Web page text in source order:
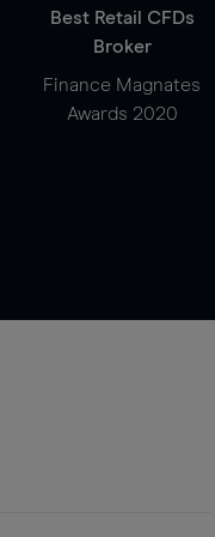
Best Retail CFDs
Broker
Finance Magnates
Awards 2020